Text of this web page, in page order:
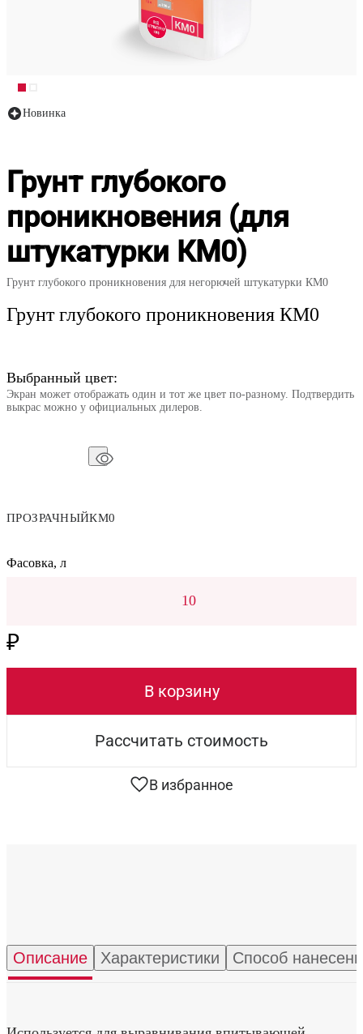
Новинка
Грунт глубокого
проникновения (для
штукатурки КМ0)
Грунт глубокого проникновения для негорючей штукатурки КМ0
Грунт глубокого проникновения КМ0
Выбранный цвет:
Экран может отображать один и тот же цвет по-разному. Подтвердить
выкрас можно у официальных дилеров.
ПРОЗРАЧНЫЙКМ0
Фасовка, л
10
₽
В корзину
В избранное
Рассчитать стоимость
Описание Характеристики Способ